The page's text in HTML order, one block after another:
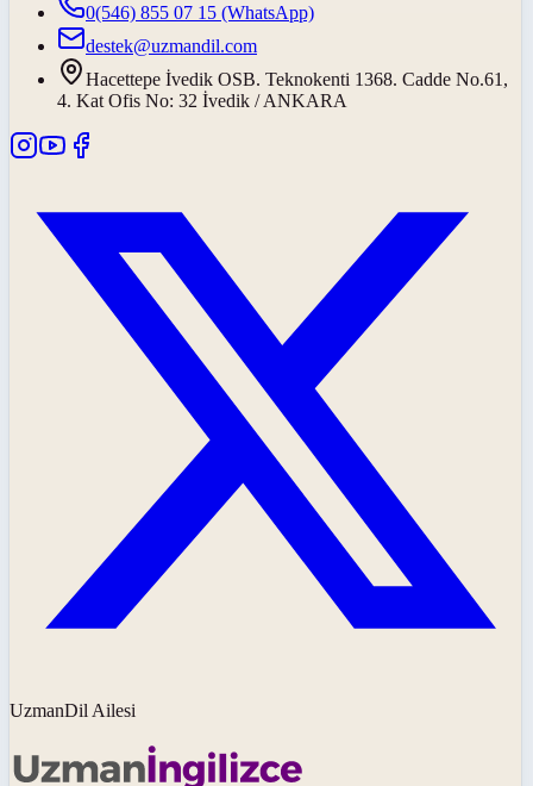
0(546) 855 07 15 (WhatsApp)
destek@uzmandil.com
Hacettepe İvedik OSB. Teknokenti 1368. Cadde No.61,
4. Kat Ofis No: 32 İvedik / ANKARA
UzmanDil Ailesi